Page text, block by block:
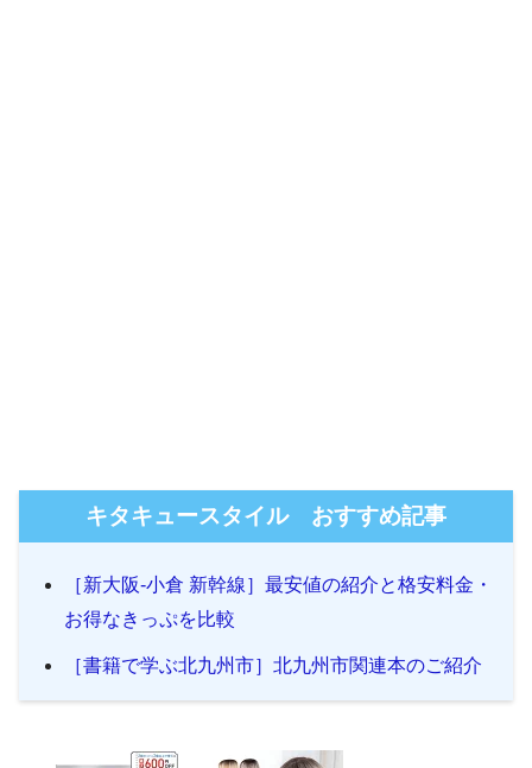
キタキュースタイル おすすめ記事
［新大阪-小倉 新幹線］最安値の紹介と格安料金・
お得なきっぷを比較
［書籍で学ぶ北九州市］北九州市関連本のご紹介